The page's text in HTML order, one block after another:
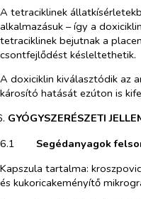
A tetraciklinek
alkalmazásuk – így a
tetraciklinek bejutnak a
csontfejlődést késleltethetik.
A doxiciklin kiválasztódik az
károsító hatását ezúton is
GYÓGYSZERÉSZETI
6.1​
Segédanyagok
Kapszula tartalma:
és kukoricakeményítő